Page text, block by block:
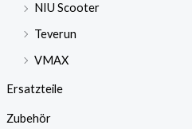
NIU Scooter
Teverun
VMAX
Ersatzteile
Zubehör